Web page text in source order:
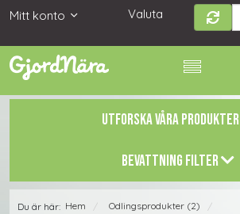
Mitt konto Valuta
UTFORSKA VÅRA PRODUKTER
BEVATTNING FILTER
Du är här: Hem / Odlingsprodukter (2)
/